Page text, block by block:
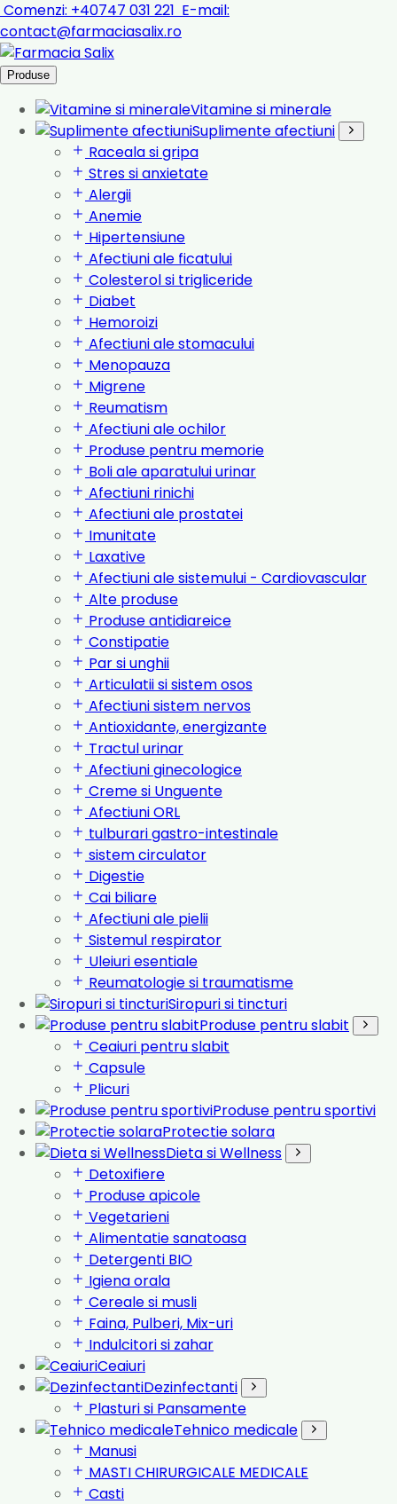
Comenzi: +40747 031 221 E-mail:
contact@farmaciasalix.ro
Produse
Vitamine si minerale
Suplimente afectiuni
Raceala si gripa
Stres si anxietate
Alergii
Anemie
Hipertensiune
Afectiuni ale ficatului
Colesterol si trigliceride
Diabet
Hemoroizi
Afectiuni ale stomacului
Menopauza
Migrene
Reumatism
Afectiuni ale ochilor
Produse pentru memorie
Boli ale aparatului urinar
Afectiuni rinichi
Afectiuni ale prostatei
Imunitate
Laxative
Afectiuni ale sistemului - Cardiovascular
Alte produse
Produse antidiareice
Constipatie
Par si unghii
Articulatii si sistem osos
Afectiuni sistem nervos
Antioxidante, energizante
Tractul urinar
Afectiuni ginecologice
Creme si Unguente
Afectiuni ORL
tulburari gastro-intestinale
sistem circulator
Digestie
Cai biliare
Afectiuni ale pielii
Sistemul respirator
Uleiuri esentiale
Reumatologie si traumatisme
Siropuri si tincturi
Produse pentru slabit
Ceaiuri pentru slabit
Capsule
Plicuri
Produse pentru sportivi
Protectie solara
Dieta si Wellness
Detoxifiere
Produse apicole
Vegetarieni
Alimentatie sanatoasa
Detergenti BIO
Igiena orala
Cereale si musli
Faina, Pulberi, Mix-uri
Indulcitori si zahar
Ceaiuri
Dezinfectanti
Plasturi si Pansamente
Tehnico medicale
Manusi
MASTI CHIRURGICALE MEDICALE
Casti